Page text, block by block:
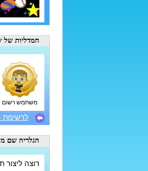
המדליות של
משתמש רשום
לרשימת
הגלריה שם
רוצה